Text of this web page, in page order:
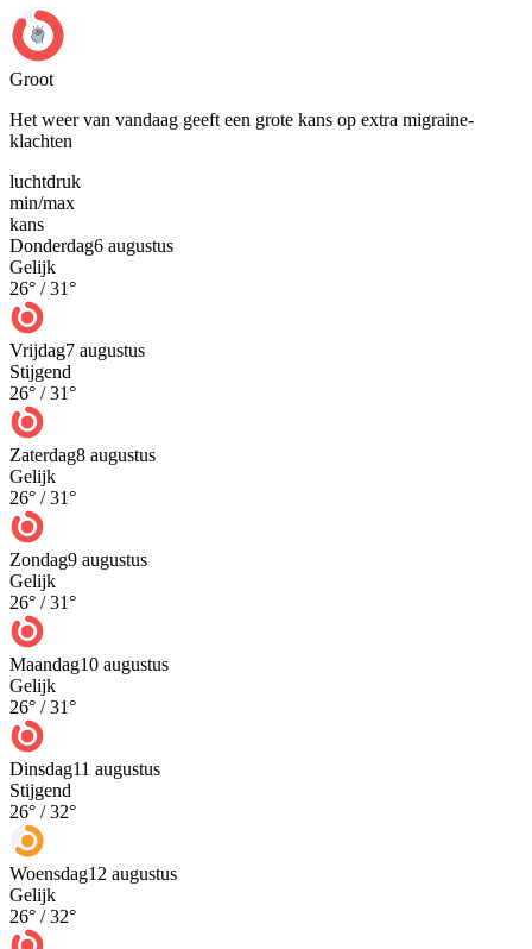
Groot
Het weer van vandaag geeft een grote kans op extra migraine-
klachten
luchtdruk
min/max
kans
Donderdag6 augustus
Gelijk
26° /31°
Vrijdag7 augustus
Stijgend
26° /31°
Zaterdag8 augustus
Gelijk
26° /31°
Zondag9 augustus
Gelijk
26° /31°
Maandag10 augustus
Gelijk
26° /31°
Dinsdag11 augustus
Stijgend
26° /32°
Woensdag12 augustus
Gelijk
26° /32°